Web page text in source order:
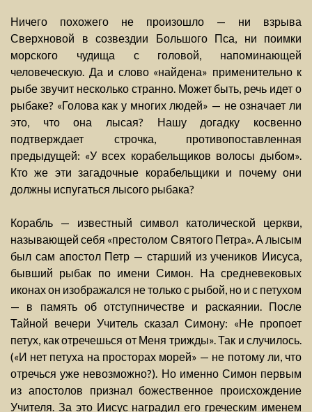
Ничего похожего не произошло — ни взрыва
Сверхновой в созвездии Большого Пса, ни поимки
морского чудища с головой, напоминающей
человеческую. Да и слово «найдена» применительно к
рыбе звучит несколько странно. Может быть, речь идет о
рыбаке? «Голова как у многих людей» — не означает ли
это, что она лысая? Нашу догадку косвенно
подтверждает строчка, противопоставленная
предыдущей: «У всех корабельщиков волосы дыбом».
Кто же эти загадочные корабельщики и почему они
должны испугаться лысого рыбака?
Корабль — известный символ католической церкви,
называющей себя «престолом Святого Петра». А лысым
был сам апостол Петр — старший из учеников Иисуса,
бывший рыбак по имени Симон. На средневековых
иконах он изображался не только с рыбой, но и с петухом
— в память об отступничестве и раскаянии. После
Тайной вечери Учитель сказал Симону: «Не пропоет
петух, как отречешься от Меня трижды». Так и случилось.
(«И нет петуха на просторах морей» — не потому ли, что
отречься уже невозможно?). Но именно Симон первым
из апостолов признал божественное происхождение
Учителя. За это Иисус наградил его греческим именем